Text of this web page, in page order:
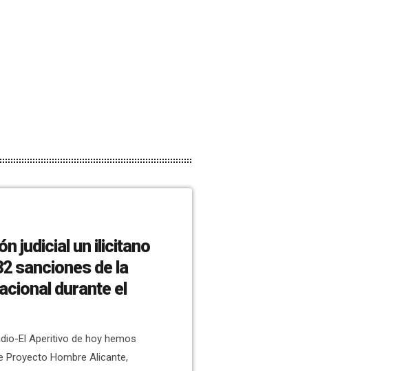
judicial un ilicitano
sanciones de la
durante el
El Aperitivo de hoy hemos
Proyecto Hombre Alicante,